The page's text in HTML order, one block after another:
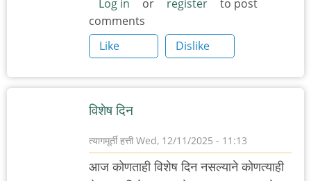
Log in or register
to post
comments
Like
Dislike
विशेष दिन
त्यागमूर्ती हत्ती Wed, 12/11/2025 - 11:13
आज कोणताही विशेष दिन नसल्याने कोणत्याही